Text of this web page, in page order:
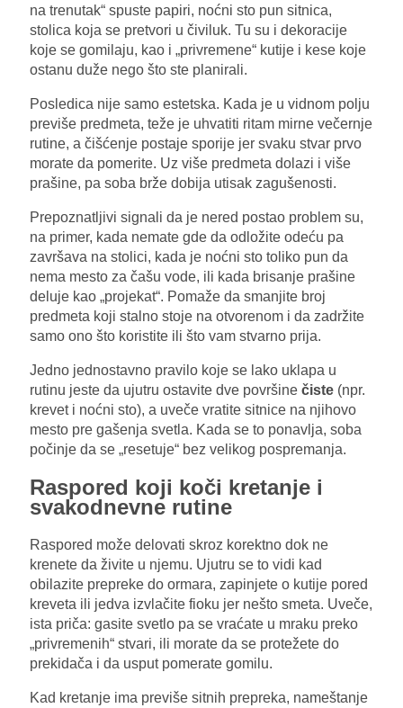
na trenutak“ spuste papiri, noćni sto pun sitnica,
stolica koja se pretvori u čiviluk. Tu su i dekoracije
koje se gomilaju, kao i „privremene“ kutije i kese koje
ostanu duže nego što ste planirali.
Posledica nije samo estetska. Kada je u vidnom polju
previše predmeta, teže je uhvatiti ritam mirne večernje
rutine, a čišćenje postaje sporije jer svaku stvar prvo
morate da pomerite. Uz više predmeta dolazi i više
prašine, pa soba brže dobija utisak zagušenosti.
Prepoznatljivi signali da je nered postao problem su,
na primer, kada nemate gde da odložite odeću pa
završava na stolici, kada je noćni sto toliko pun da
nema mesto za čašu vode, ili kada brisanje prašine
deluje kao „projekat“. Pomaže da smanjite broj
predmeta koji stalno stoje na otvorenom i da zadržite
samo ono što koristite ili što vam stvarno prija.
Jedno jednostavno pravilo koje se lako uklapa u
rutinu jeste da ujutru ostavite dve površine čiste (npr.
krevet i noćni sto), a uveče vratite sitnice na njihovo
mesto pre gašenja svetla. Kada se to ponavlja, soba
počinje da se „resetuje“ bez velikog pospremanja.
Raspored koji koči kretanje i
svakodnevne rutine
Raspored može delovati skroz korektno dok ne
krenete da živite u njemu. Ujutru se to vidi kad
obilazite prepreke do ormara, zapinjete o kutije pored
kreveta ili jedva izvlačite fioku jer nešto smeta. Uveče,
ista priča: gasite svetlo pa se vraćate u mraku preko
„privremenih“ stvari, ili morate da se protežete do
prekidača i da usput pomerate gomilu.
Kad kretanje ima previše sitnih prepreka, nameštanje